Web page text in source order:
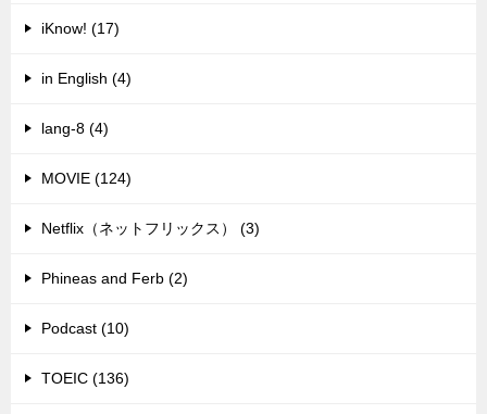
iKnow! (17)
in English (4)
lang-8 (4)
MOVIE (124)
Netflix（ネットフリックス） (3)
Phineas and Ferb (2)
Podcast (10)
TOEIC (136)